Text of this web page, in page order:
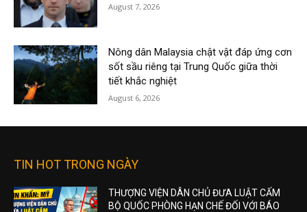
August 7, 2026
Nông dân Malaysia chật vật đáp ứng cơn
sốt sầu riêng tại Trung Quốc giữa thời
tiết khắc nghiệt
August 6, 2026
TIN HOT TRONG NGÀY
THƯỢNG VIỆN DÂN CHỦ ĐƯA LUẬT CẤM
BỘ QUỐC PHÒNG HẠN CHẾ ĐỐI VỚI BÁO